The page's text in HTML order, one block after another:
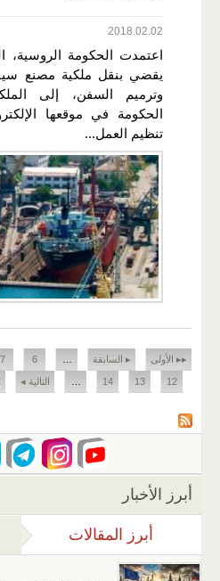
2018.02.02
اعتمدت الحكومة الروسية،
يقضي بنقل ملكية مصنع
وترميم السفن، إلى
الحكومة في موقعها
تنظيم العمل...
الصفحات
▸▸ الأولى ▸ السابقة 6
7
12
13
14 التالية ◂
أبرز الأخبار
أبرز المقالات (علامة